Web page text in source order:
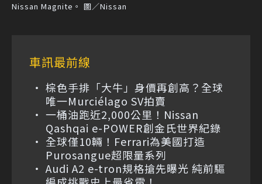
Nissan Magnite。 圖／Nissan
車訊最前線
棕色手排「大牛」身價再創高？全球
唯一Murciélago SV拍賣
一桶油跑近2,000公里！Nissan
Qashqai e-POWER創金氏世界紀錄
全球僅10輛！Ferrari為美國打造
Purosangue超限量系列
Audi A2 e-tron規格搶先曝光 純前驅